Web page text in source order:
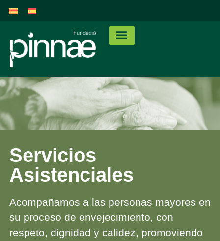
Servicios
Asistenciales
Acompañamos a las personas mayores en
su proceso de envejecimiento, con
respeto, dignidad y calidez, promoviendo